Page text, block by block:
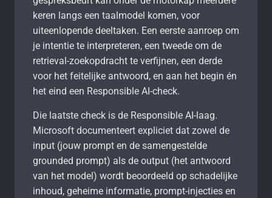
keren langs een taalmodel komen, voor
uiteenlopende deeltaken. Een eerste aanroep om
je intentie te interpreteren, een tweede om de
retrieval-zoekopdracht te verfijnen, een derde
voor het feitelijke antwoord, en aan het begin én
het eind een Responsible AI-check.
Die laatste check is de Responsible AI-laag.
Microsoft documenteert expliciet dat zowel de
input (jouw prompt en de samengestelde
grounded prompt) als de output (het antwoord
van het model) wordt beoordeeld op schadelijke
inhoud, geheime informatie, prompt-injecties en